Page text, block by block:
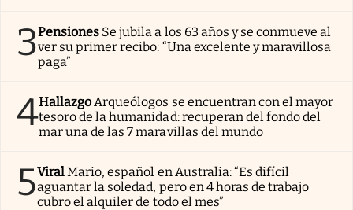
3Pensiones Se jubila a los 63 años y se conmueve al
ver su primer recibo: “Una excelente y maravillosa
paga”
4Hallazgo Arqueólogos se encuentran con el mayor
tesoro de la humanidad: recuperan del fondo del
mar una de las 7 maravillas del mundo
5ViralMario, español en Australia: “Es difícil
aguantar la soledad, pero en 4 horas de trabajo
cubro el alquiler de todo el mes”